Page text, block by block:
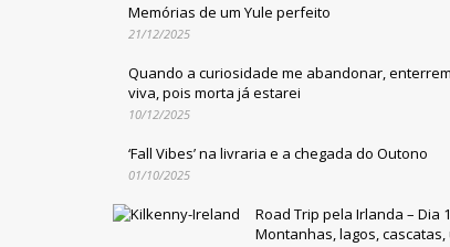
Memórias de um Yule perfeito
21/12/2025
Quando a curiosidade me abandonar,
viva, pois morta já estarei
10/12/2025
‘Fall Vibes’ na livraria e a chegada do Outono
01/10/2025
Road Trip pela Irlanda – Dia
Montanhas, lagos, cascatas,